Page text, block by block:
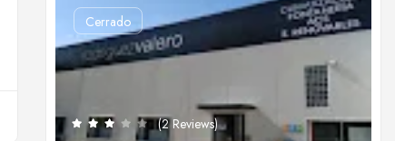
Cerrado
(2 Reviews)